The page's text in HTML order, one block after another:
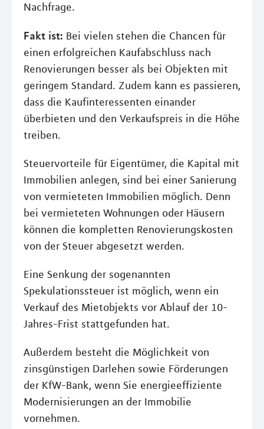
Nachfrage.
Fakt ist: Bei vielen stehen die Chancen für
einen erfolgreichen Kaufabschluss nach
Renovierungen besser als bei Objekten mit
geringem Standard. Zudem kann es passieren,
dass die Kaufinteressenten einander
überbieten und den Verkaufspreis in die Höhe
treiben.
Steuervorteile für Eigentümer, die Kapital mit
Immobilien anlegen, sind bei einer Sanierung
von vermieteten Immobilien möglich. Denn
bei vermieteten Wohnungen oder Häusern
können die kompletten Renovierungskosten
von der Steuer abgesetzt werden.
Eine Senkung der sogenannten
Spekulationssteuer ist möglich, wenn ein
Verkauf des Mietobjekts vor Ablauf der 10-
Jahres-Frist stattgefunden hat.
Außerdem besteht die Möglichkeit von
zinsgünstigen Darlehen sowie Förderungen
der KfW-Bank, wenn Sie energieeffiziente
Modernisierungen an der Immobilie
vornehmen.